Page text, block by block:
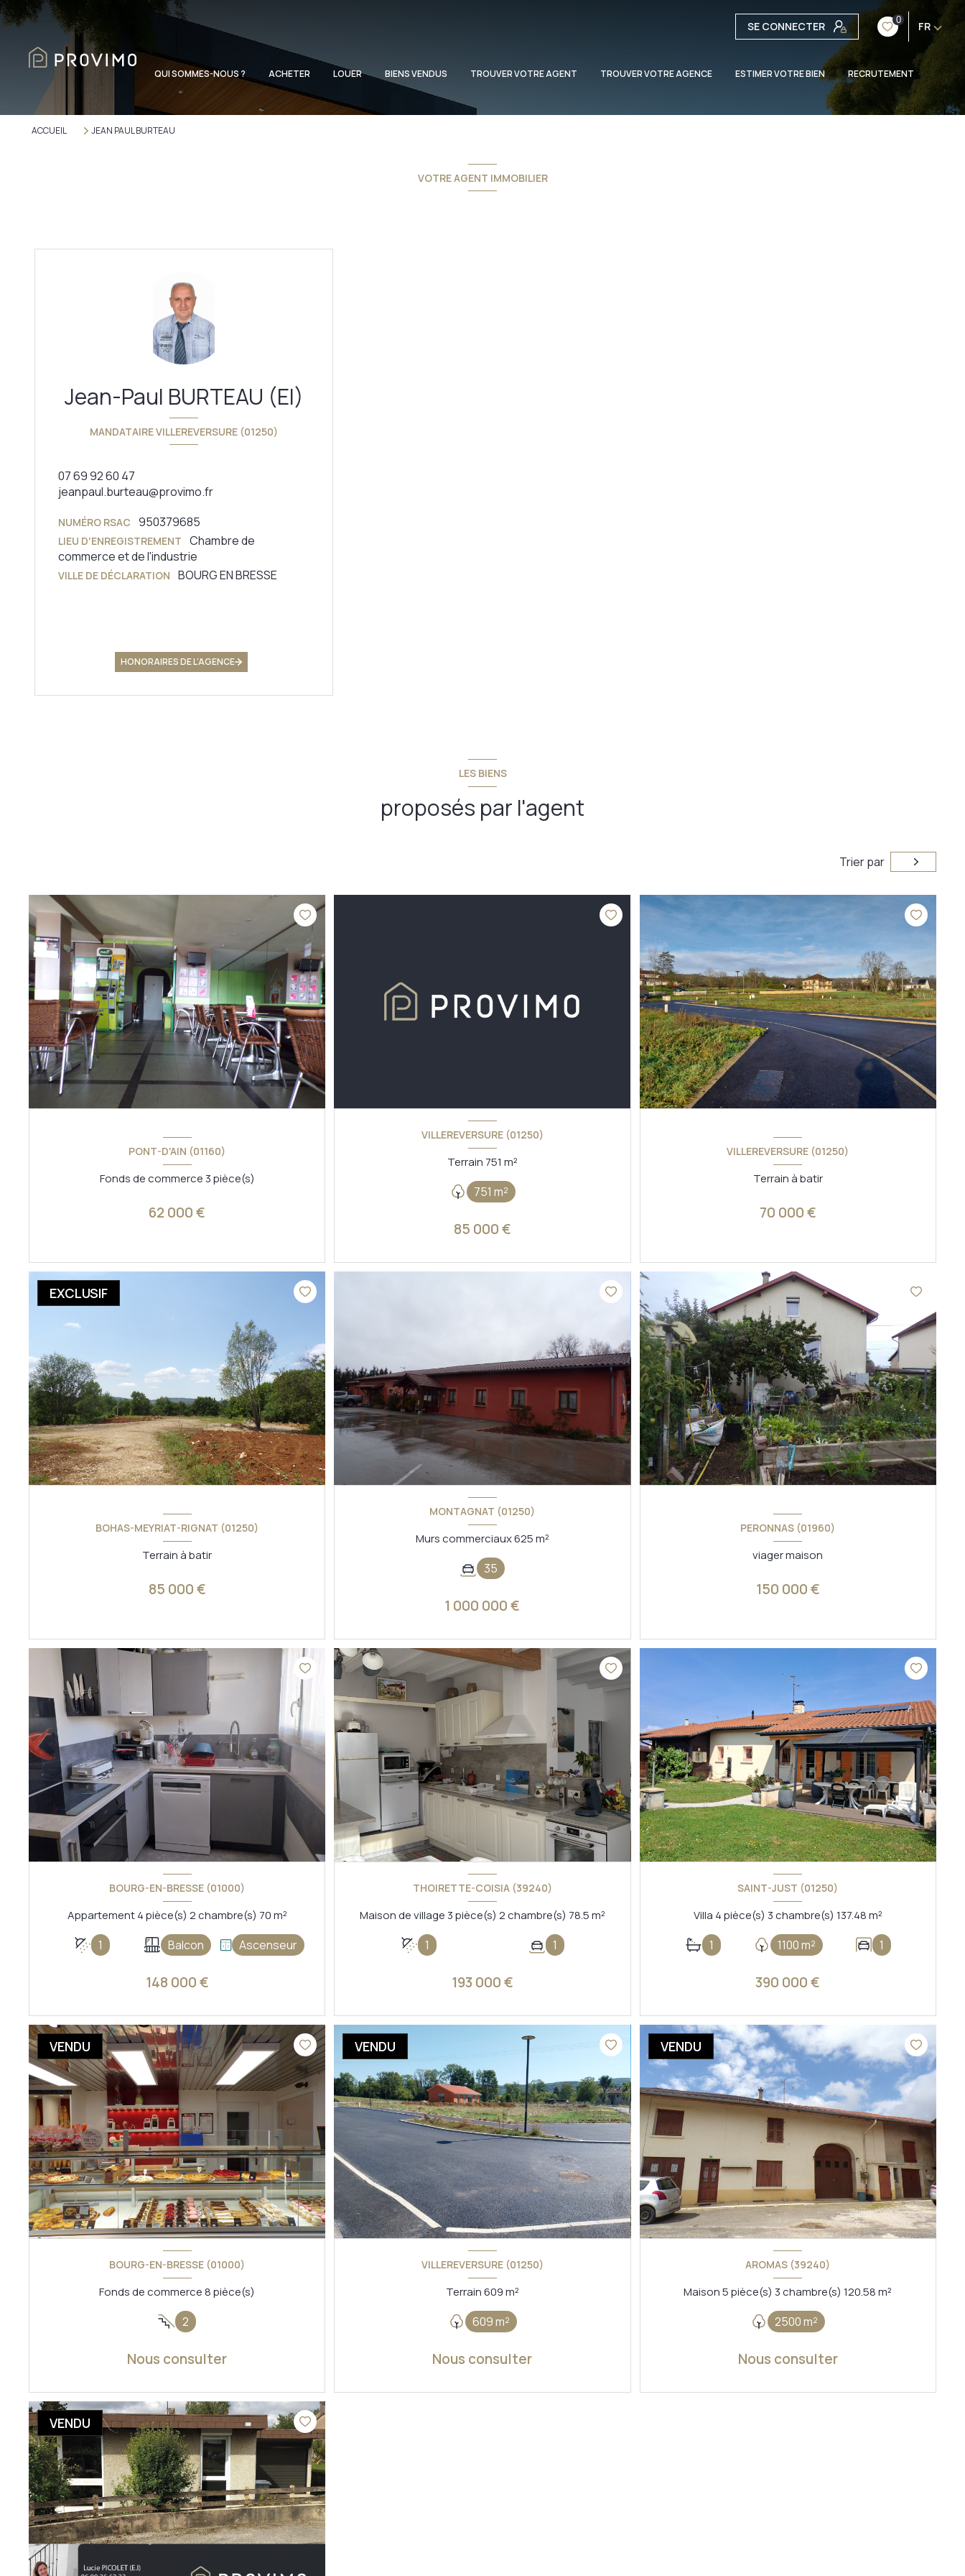
SE CONNECTER 0 FR
QUI SOMMES-NOUS ? ACHETER LOUER BIENS VENDUS TROUVER VOTRE AGENT TROUVER VOTRE AGENCE ESTIMER VOTRE BIEN RECRUTEMENT
ACCUEIL JEAN PAUL BURTEAU
VOTRE AGENT IMMOBILIER
Jean-Paul BURTEAU (EI)
MANDATAIRE VILLEREVERSURE (01250)
07 69 92 60 47
jeanpaul.burteau@provimo.fr
NUMÉRO RSAC 950379685
LIEU D'ENREGISTREMENT
Chambre de
commerce et de l'industrie
VILLE DE DÉCLARATION BOURG EN BRESSE
HONORAIRES DE L'AGENCE
LES BIENS
proposés par l'agent
Trier par
PONT-D'AIN (01160)
Fonds de commerce 3 pièce(s)
62 000 €
VILLEREVERSURE (01250)
Terrain 751 m²
751 m²
85 000 €
VOIR LE BIEN
VILLEREVERSURE (01250)
Terrain à batir
70 000 €
EXCLUSIF
BOHAS-MEYRIAT-RIGNAT (01250)
Terrain à batir
85 000 €
MONTAGNAT (01250)
Murs commerciaux 625 m²
35
1 000 000 €
VOIR LE BIEN
PERONNAS (01960)
viager maison
150 000 €
BOURG-EN-BRESSE (01000)
Appartement 4 pièce(s) 2 chambre(s) 70 m²
1 Balcon Ascenseur
148 000 €
VOIR LE BIEN
THOIRETTE-COISIA (39240)
Maison de village 3 pièce(s) 2 chambre(s) 78.5 m²
1 1
193 000 €
VOIR LE BIEN
SAINT-JUST (01250)
Villa 4 pièce(s) 3 chambre(s) 137.48 m²
1 1100 m² 1
390 000 €
VOIR LE BIEN
VENDU
BOURG-EN-BRESSE (01000)
Fonds de commerce 8 pièce(s)
2
Nous consulter
VOIR LE BIEN
VENDU
VILLEREVERSURE (01250)
Terrain 609 m²
609 m²
Nous consulter
VOIR LE BIEN
VENDU
AROMAS (39240)
Maison 5 pièce(s) 3 chambre(s) 120.58 m²
2500 m²
Nous consulter
VOIR LE BIEN
VENDU